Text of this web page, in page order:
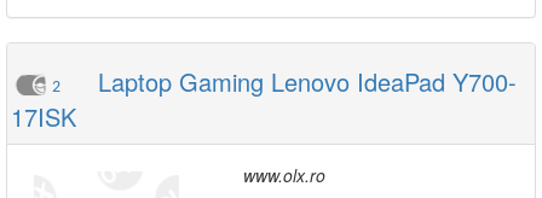
2
Laptop Gaming Lenovo IdeaPad Y700-
17ISK
www.olx.ro